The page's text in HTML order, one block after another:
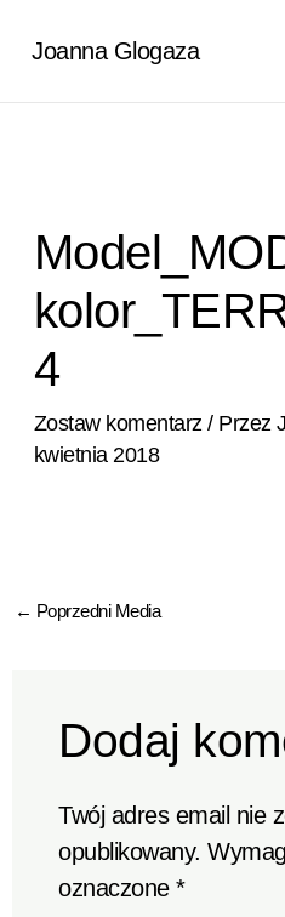
Joanna Glogaza
4
Zostaw komentarz / Przez
kwietnia 2018
← Poprzedni Media
Dodaj
Twój adres email nie
opublikowany.
oznaczone*